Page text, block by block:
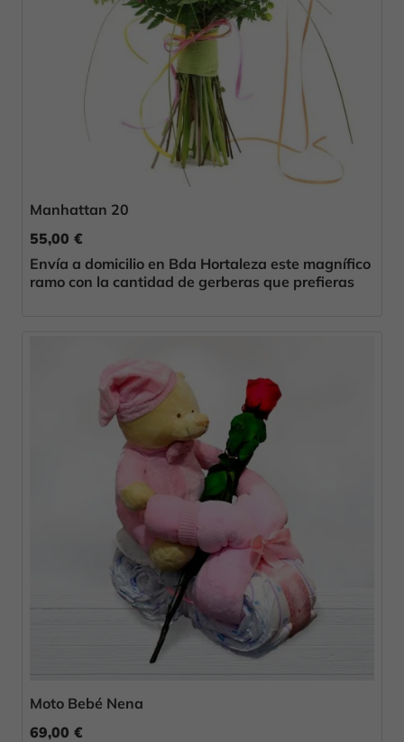
Manhattan 20
55,00 €
Envía a domicilio en Bda Hortaleza este magnífico
ramo con la cantidad de gerberas que prefieras
Moto Bebé Nena
69,00 €